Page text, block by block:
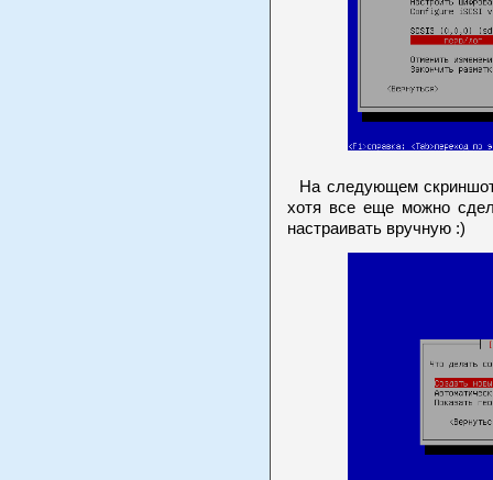
На следующем
хотя все еще можно
настраивать вручную :)